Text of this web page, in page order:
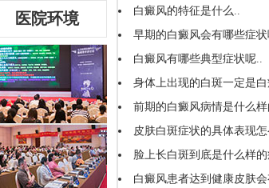
医院环境
白癜风的特征是什么..
早期的白癜风会有哪些症状
白癜风有哪些典型症状呢..
身体上出现的白斑一定是
前期的白癜风病情是什么样
皮肤白斑症状的具体表现
脸上长白斑到底是什么样
白癜风患者达到健康皮肤